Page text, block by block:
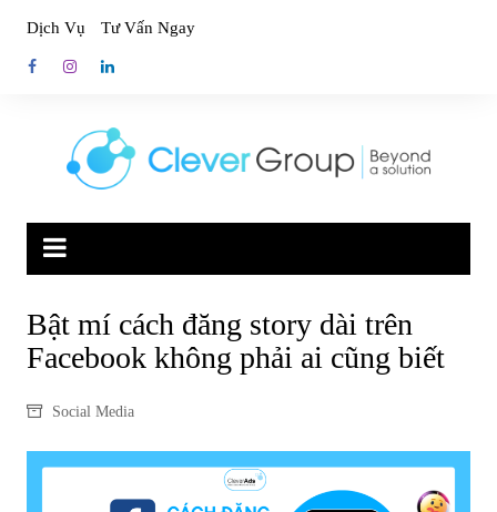
content
Dịch Vụ Tư Vấn Ngay
Bật mí cách đăng story dài trên
Facebook không phải ai cũng biết
Social Media